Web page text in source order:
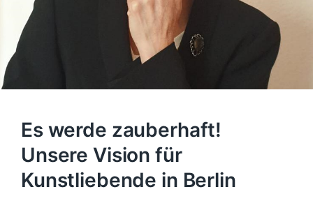
Es werde zauberhaft!
Unsere Vision für
Kunstliebende in Berlin